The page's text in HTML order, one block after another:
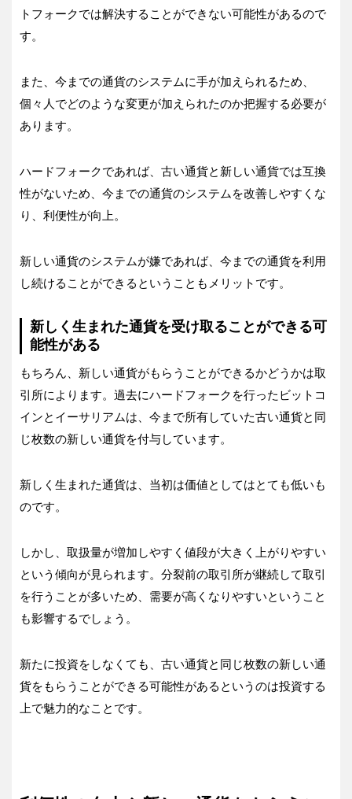
トフォークでは解決することができない可能性があるので
す。
また、今までの通貨のシステムに手が加えられるため、
個々人でどのような変更が加えられたのか把握する必要が
あります。
ハードフォークであれば、古い通貨と新しい通貨では互換
性がないため、今までの通貨のシステムを改善しやすくな
り、利便性が向上。
新しい通貨のシステムが嫌であれば、今までの通貨を利用
し続けることができるということもメリットです。
新しく生まれた通貨を受け取ることができる可
能性がある
もちろん、新しい通貨がもらうことができるかどうかは取
引所によります。過去にハードフォークを行ったビットコ
インとイーサリアムは、今まで所有していた古い通貨と同
じ枚数の新しい通貨を付与しています。
新しく生まれた通貨は、当初は価値としてはとても低いも
のです。
しかし、取扱量が増加しやすく値段が大きく上がりやすい
という傾向が見られます。分裂前の取引所が継続して取引
を行うことが多いため、需要が高くなりやすいということ
も影響するでしょう。
新たに投資をしなくても、古い通貨と同じ枚数の新しい通
貨をもらうことができる可能性があるというのは投資する
上で魅力的なことです。